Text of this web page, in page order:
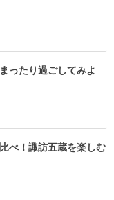
ったり過ごしてみよ
べ！諏訪五蔵を楽しむ